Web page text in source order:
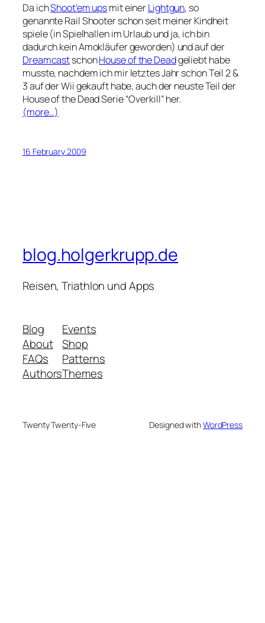
Da ichShoot’em upsmit einerLightgun, so
genannte Rail Shooter schon seit meiner Kindheit
spiele (in Spielhallen im Urlaub und ja, ich bin
dadurch kein Amokläufer geworden) und auf der
DreamcastschonHouse of the Deadgeliebt habe
musste, nachdem ich mir letztes Jahr schon Teil 2 &
3 auf der Wii gekauft habe, auch der neuste Teil der
House of the Dead Serie “Overkill” her.
(more…)
16 February 2009
blog.holgerkrupp.de
Reisen, Triathlon und Apps
Blog
About
FAQs
Authors
Events
Shop
Patterns
Themes
Twenty Twenty-Five Designed withWordPress